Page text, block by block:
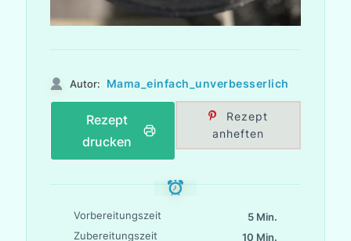
Autor: Mama_einfach_unverbesserlich
Rezept
drucken
Rezept
anheften
Vorbereitungszeit
5 Min.
Zubereitungszeit
10 Min.